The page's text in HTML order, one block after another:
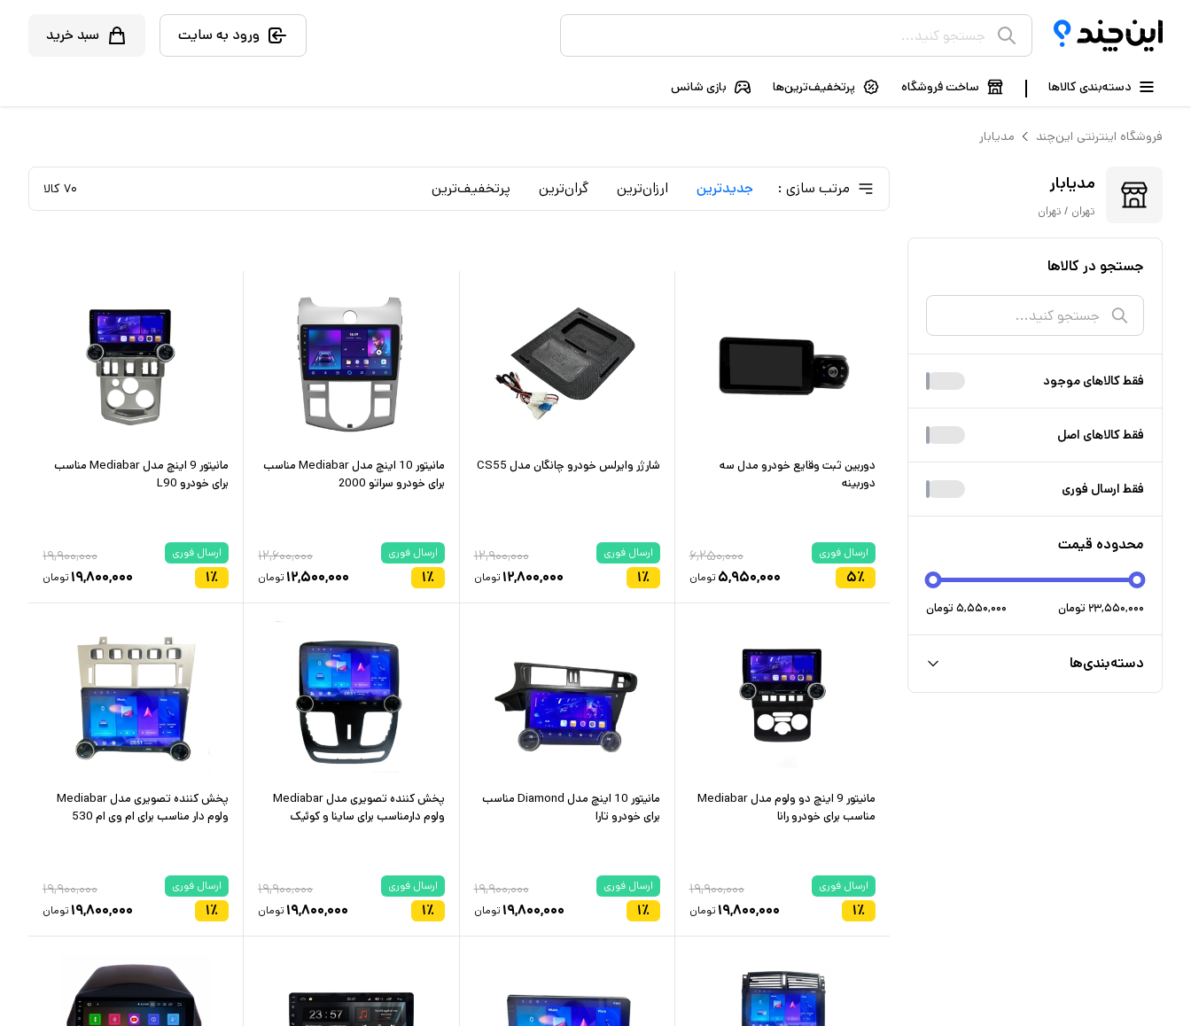
ورود به سایت سبد خرید
دسته‌بندی کالاها ساخت فروشگاه پرتخفیف‌ترین‌ها بازی شانس
فروشگاه اینترنتی این‌چند مدیابار
مدیابار
تهران / تهران
جستجو در کالاها
فقط کالا‌های موجود
فقط کالا‌های اصل
فقط ارسال فوری
محدوده قیمت
۲۳,۵۵۰,۰۰۰ تومان ۵,۵۵۰,۰۰۰ تومان
دسته‌بندی‌ها
مرتب سازی : جدید‌ترین ارزان‌ترین گران‌ترین پرتخفیف‌ترین ۷۰ کالا
دوربین ثبت وقایع خودرو مدل سه
دوربینه
ارسال فوری
۵٪
۶,۲۵۰,۰۰۰
۵,۹۵۰,۰۰۰ تومان
شارژر وایرلس خودرو چانگان مدل CS55
ارسال فوری
۱٪
۱۲,۹۰۰,۰۰۰
۱۲,۸۰۰,۰۰۰ تومان
مانیتور 10 اینچ مدل Mediabar مناسب
برای خودرو سراتو 2000
ارسال فوری
۱٪
۱۲,۶۰۰,۰۰۰
۱۲,۵۰۰,۰۰۰ تومان
مانیتور 9 اینچ مدل Mediabar مناسب
برای خودرو L90
ارسال فوری
۱٪
۱۹,۹۰۰,۰۰۰
۱۹,۸۰۰,۰۰۰ تومان
مانیتور 9 اینچ دو ولوم مدل Mediabar
مناسب برای خودرو رانا
ارسال فوری
۱٪
۱۹,۹۰۰,۰۰۰
۱۹,۸۰۰,۰۰۰ تومان
مانیتور 10 اینچ مدل Diamond مناسب
برای خودرو تارا
ارسال فوری
۱٪
۱۹,۹۰۰,۰۰۰
۱۹,۸۰۰,۰۰۰ تومان
پخش کننده تصویری مدل Mediabar
ولوم دارمناسب برای ساینا و کوئیک
ارسال فوری
۱٪
۱۹,۹۰۰,۰۰۰
۱۹,۸۰۰,۰۰۰ تومان
پخش کننده تصویری مدل Mediabar
ولوم دار مناسب برای ام وی ام 530
ارسال فوری
۱٪
۱۹,۹۰۰,۰۰۰
۱۹,۸۰۰,۰۰۰ تومان